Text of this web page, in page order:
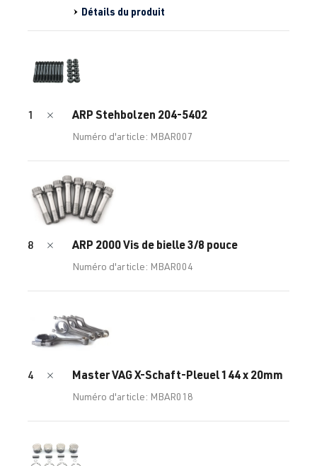
Détails du produit
1 ARP Stehbolzen 204-5402
Numéro d'article: MBAR007
8 ARP 2000 Vis de bielle 3/8 pouce
Numéro d'article: MBAR004
4 Master VAG X-Schaft-Pleuel 144 x 20mm
Numéro d'article: MBAR018